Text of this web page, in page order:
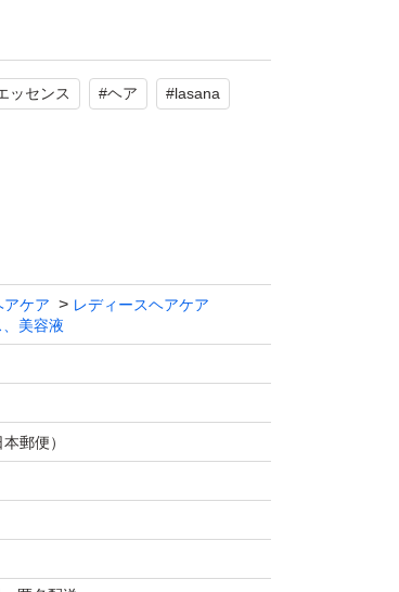
ッセンス #ヘア #lasana
アケア
レディースヘアケア
美容液
郵便）